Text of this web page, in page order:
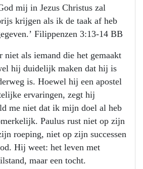
mij in Jezus Christus zal
krijgen als ik de taak af heb
Filippenzen 3:13-14 BB
niet als iemand die het gemaakt
hij duidelijk maken dat hij is
is. Hoewel hij een apostel
ervaringen, zegt hij
me niet dat ik mijn doel al heb
Paulus rust niet op zijn
roeping, niet op zijn successen
Hij weet: het leven met
maar een tocht.